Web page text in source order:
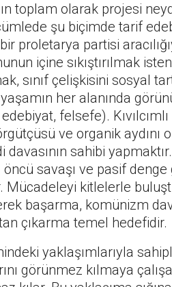
toplam olarak projesi
şu biçimde tarif
proletarya partisi
içine sıkıştırılmak
sınıf çelişkisini sosyal
her alanında
felsefe).
ve organik aydını
sahibi
savaşı ve pasif denge
Mücadeleyi kitlelerle
başarma, komünizm
çıkarma temel hedefidir.
yaklaşımlarıyla
görünmez kılmaya